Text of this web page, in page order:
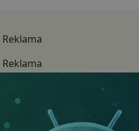
Reklama
Reklama